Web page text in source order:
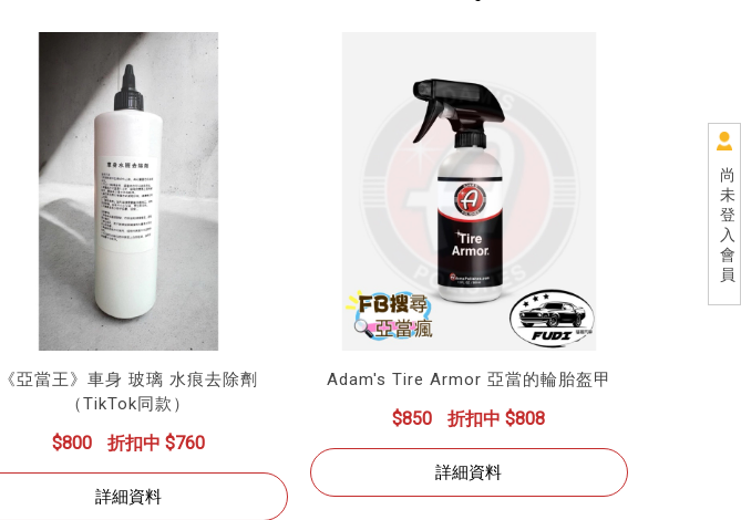
尚
未
登
入
會
員
《亞當王》車身 玻璃 水痕去除劑
（TikTok同款）
$800 折扣中 $760
詳細資料
Adam's Tire Armor 亞當的輪胎盔甲
$850 折扣中 $808
詳細資料